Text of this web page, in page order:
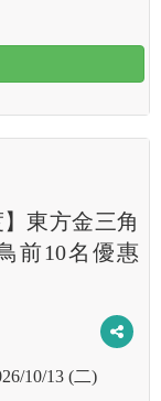
東方金三角
前10名優惠
10/13 (二)